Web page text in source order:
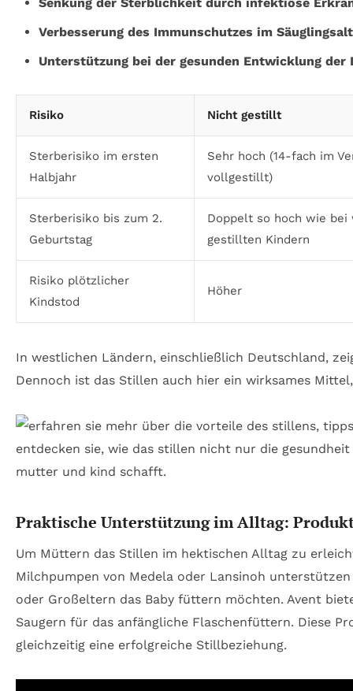
Verbesserung des Immunschutzes im
Unterstützung bei der gesunden Entwicklung der
Risiko Nicht gestillt
Sterberisiko im ersten
Halbjahr
Sehr hoch (14-fach im
vollgestillt)
Sterberisiko bis zum 2.
Geburtstag
Doppelt so hoch wie bei
gestillten Kindern
Risiko plötzlicher
Kindstod
Höher
In westlichen Ländern, einschließlich Deutschland,
Dennoch ist das Stillen auch hier ein wirksames
Praktische Unterstützung im Alltag:
Um Müttern das Stillen im hektischen Alltag zu
Milchpumpen von Medela oder Lansinoh
oder Großeltern das Baby füttern möchten. Avent
Saugern für das anfängliche Flaschenfüttern. Diese
gleichzeitig eine erfolgreiche Stillbeziehung.